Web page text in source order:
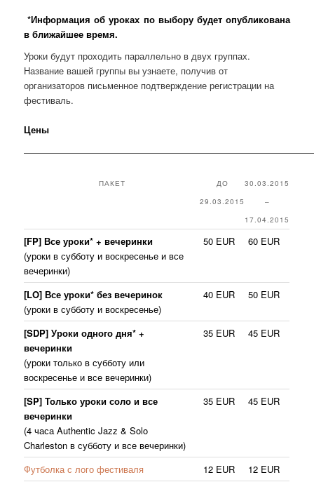
*Информация об уроках по выбору будет опубликована
в ближайшее время.
Уроки будут проходить параллельно в двух группах.
Название вашей группы вы узнаете, получив от
организаторов письменное подтверждение регистрации на
фестиваль.
Цены
ПАКЕТ
ДО
29.03.2015
30.03.2015
–
17.04.2015
[FP]Все уроки* + вечеринки
(уроки в субботу и воскресенье и все
вечеринки)
50 EUR 60 EUR
[LO] Все уроки* без вечеринок
(уроки в субботу и воскресенье)
40 EUR 50 EUR
[SDP] Уроки одного дня* +
вечеринки
(уроки только в субботу или
воскресенье и все вечеринки)
35 EUR 45 EUR
[SP] Только уроки соло и все
вечеринки
(4 часа Authentic Jazz & Solo
Charleston в субботу и все вечеринки)
35 EUR 45 EUR
Футболка с лого фестиваля 12 EUR 12 EUR